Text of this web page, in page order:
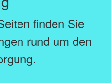
finden Sie
rund um den